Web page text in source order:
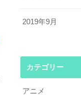
2019年9月
カテゴリー
アニメ